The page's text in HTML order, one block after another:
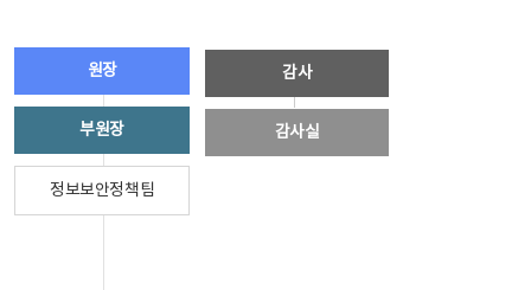
원장
부원장
정보보안정책팀
감사
감사실